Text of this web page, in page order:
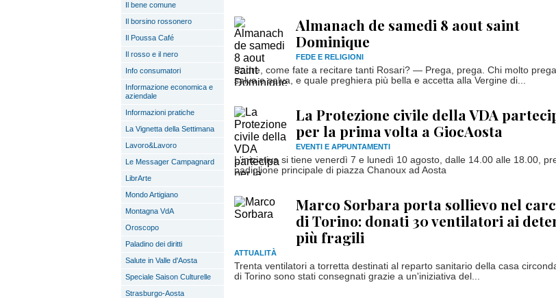
Il bene comune
Il borsino rossonero
Il Poussa Café
Il rosso e il nero
Info consumatori
Informazione economica e
aziendale
Informazioni pratiche
La Vignetta della Settimana
Lavoro&Lavoro
Le Messager Campagnard
LibrArte
Mondo Artigiano
Montagna VdA
Oroscopo
Paladino dei diritti
Salute in Valle d'Aosta
Speciale Saison Culturelle
Strasburgo-Aosta
Almanach de samedi 8 aout saint
Dominique
FEDE E RELIGIONI
Padre, come fate a recitare tanti Rosari? — Prega, prega. Chi molto
salva e salva, e quale preghiera più bella e accetta alla Vergine di...
La Protezione civile della VDA
per la prima volta a GiocAosta
EVENTI E APPUNTAMENTI
L'iniziativa si tiene venerdì 7 e lunedì 10 agosto, dalle 14.00 alle 18.00,
padiglione principale di piazza Chanoux ad Aosta
Marco Sorbara porta sollievo nel
di Torino: donati 30 ventilatori ai
più fragili
ATTUALITÀ
Trenta ventilatori a torretta destinati al reparto sanitario della casa
di Torino sono stati consegnati grazie a un'iniziativa del...